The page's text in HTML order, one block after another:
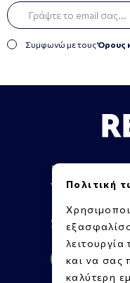
Συμφωνώ με τουςΌρους
Πληροφορίες
Υποστήριξη
Επικοινωνία
Social
Πολιτική
και να σας
καλύτερη